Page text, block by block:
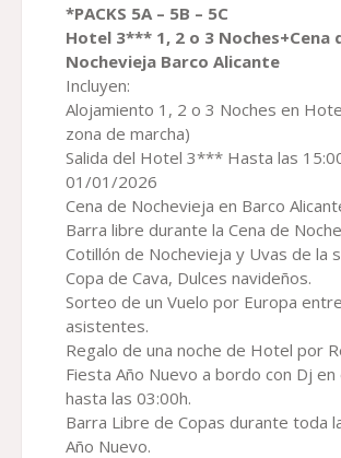
*PACKS 5A – 5B – 5C
Hotel 3*** 1, 2 o 3 Noches+Cena
Nochevieja Barco Alicante
Incluyen:
Alojamiento 1, 2 o 3 Noches en
zona de marcha)
Salida del Hotel 3*** Hasta las
01/01/2026
Cena de Nochevieja en Barco
Barra libre durante la Cena de
Cotillón de Nochevieja y Uvas de la
Copa de Cava, Dulces navideños.
Sorteo de un Vuelo por Europa
asistentes.
Regalo de una noche de Hotel por
Fiesta Año Nuevo a bordo con Dj
hasta las 03:00h.
Barra Libre de Copas durante toda
Año Nuevo.